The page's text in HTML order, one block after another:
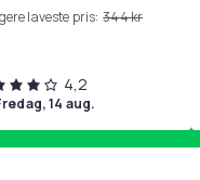
laveste pris: 344 kr
4,2
fredag, 14 aug.